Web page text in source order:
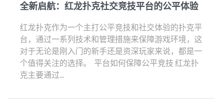
全新启航：红龙扑克社交竞技平台的公平体验
红龙扑克作为一个主打公平竞技和社交体验的扑克平
台，通过一系列技术和管理措施来保障游戏环境，这
对于无论是刚入门的新手还是资深玩家来说，都是一
个值得关注的选择。 ️ 平台如何保障公平竞技 红龙扑
克主要通过...